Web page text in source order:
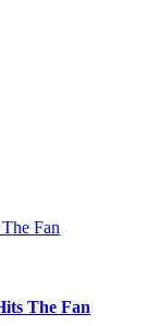
Fan
The Fan